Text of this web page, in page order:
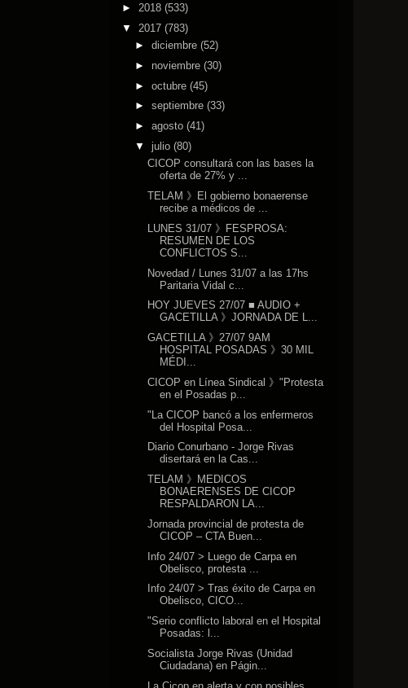
► 2018 (533)
▼ 2017 (783)
► diciembre (52)
► noviembre (30)
► octubre (45)
► septiembre (33)
► agosto (41)
▼ julio (80)
CICOP consultará con las bases la
oferta de 27% y ...
TELAM 》El gobierno bonaerense
recibe a médicos de ...
LUNES 31/07 》FESPROSA:
RESUMEN DE LOS
CONFLICTOS S...
Novedad / Lunes 31/07 a las 17hs
Paritaria Vidal c...
HOY JUEVES 27/07 ■ AUDIO +
GACETILLA 》JORNADA DE L...
GACETILLA 》27/07 9AM
HOSPITAL POSADAS 》30 MIL
MÉDI...
CICOP en Línea Sindical 》"Protesta
en el Posadas p...
"La CICOP bancó a los enfermeros
del Hospital Posa...
Diario Conurbano - Jorge Rivas
disertará en la Cas...
TELAM 》MEDICOS
BONAERENSES DE CICOP
RESPALDARON LA...
Jornada provincial de protesta de
CICOP – CTA Buen...
Info 24/07 > Luego de Carpa en
Obelisco, protesta ...
Info 24/07 > Tras éxito de Carpa en
Obelisco, CICO...
"Serio conflicto laboral en el Hospital
Posadas: l...
Socialista Jorge Rivas (Unidad
Ciudadana) en Págin...